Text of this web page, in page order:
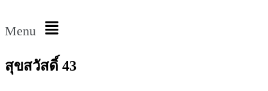
Menu
สุขสวัสดิ์ 43